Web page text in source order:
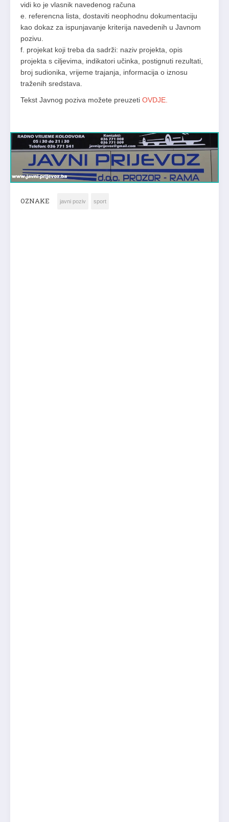
vidi ko je vlasnik navedenog računa
e. referencna lista, dostaviti neophodnu dokumentaciju
kao dokaz za ispunjavanje kriterija navedenih u Javnom
pozivu.
f. projekat koji treba da sadrži: naziv projekta, opis
projekta s ciljevima, indikatori učinka, postignuti rezultati,
broj sudionika, vrijeme trajanja, informacija o iznosu
traženih sredstava.
Tekst Javnog poziva možete preuzeti OVDJE.
OZNAKE javni poziv sport